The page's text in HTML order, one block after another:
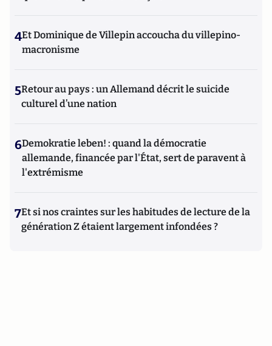
4Et Dominique de Villepin accoucha du villepino-
macronisme
5Retour au pays : un Allemand décrit le suicide
culturel d’une nation
6Demokratie leben! : quand la démocratie
allemande, financée par l'État, sert de paravent à
l'extrémisme
7Et si nos craintes sur les habitudes de lecture de la
génération Z étaient largement infondées ?